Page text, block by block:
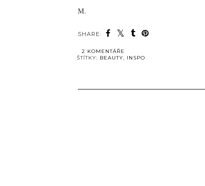
M.
SHARE:
2 KOMENTÁŘE
ŠTÍTKY: BEAUTY, INSPO